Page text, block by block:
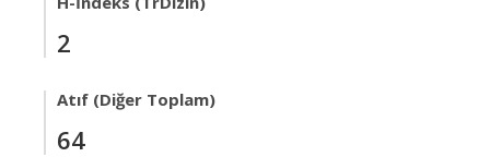
2
Atıf (Diğer Toplam)
64